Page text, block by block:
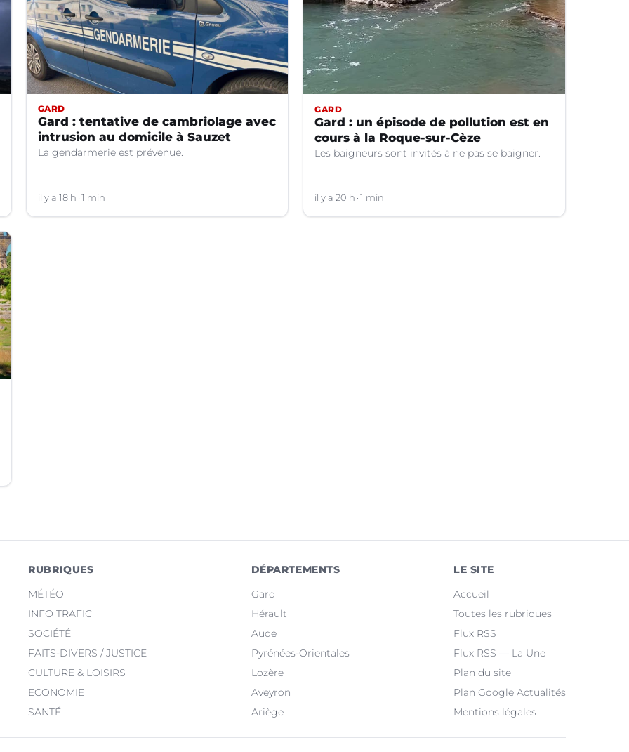
GARD
Gard : tentative de cambriolage avec
intrusion au domicile à Sauzet
La gendarmerie est prévenue.
il y a 18 h 1 min
GARD
Gard : un épisode de pollution est en
cours à la Roque-sur-Cèze
Les baigneurs sont invités à ne pas se baigner.
il y a 20 h 1 min
RUBRIQUES
MÉTÉO
INFO TRAFIC
SOCIÉTÉ
FAITS-DIVERS / JUSTICE
CULTURE & LOISIRS
ECONOMIE
SANTÉ
DÉPARTEMENTS
Gard
Hérault
Aude
Pyrénées-Orientales
Lozère
Aveyron
Ariège
LE SITE
Accueil
Toutes les rubriques
Flux RSS
Flux RSS — La Une
Plan du site
Plan Google Actualités
Mentions légales